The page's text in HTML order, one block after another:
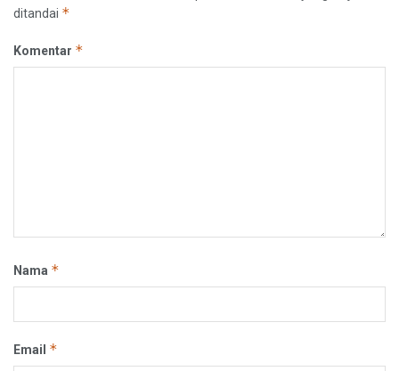
ditandai *
Komentar *
Nama *
Email *